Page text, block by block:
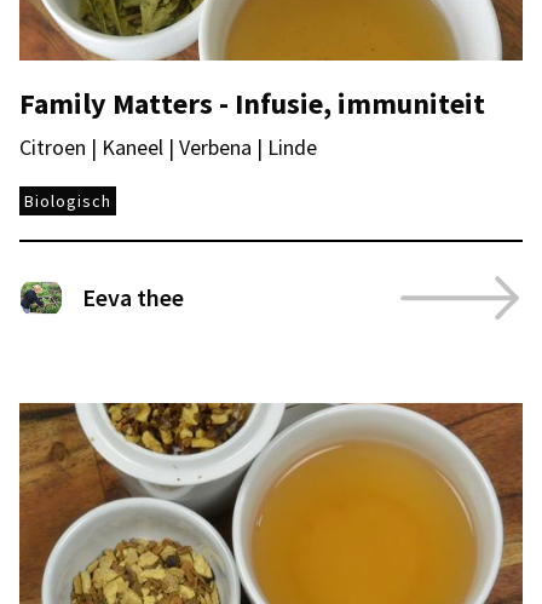
Family Matters - Infusie, immuniteit
Citroen | Kaneel | Verbena | Linde
Biologisch
Eeva thee